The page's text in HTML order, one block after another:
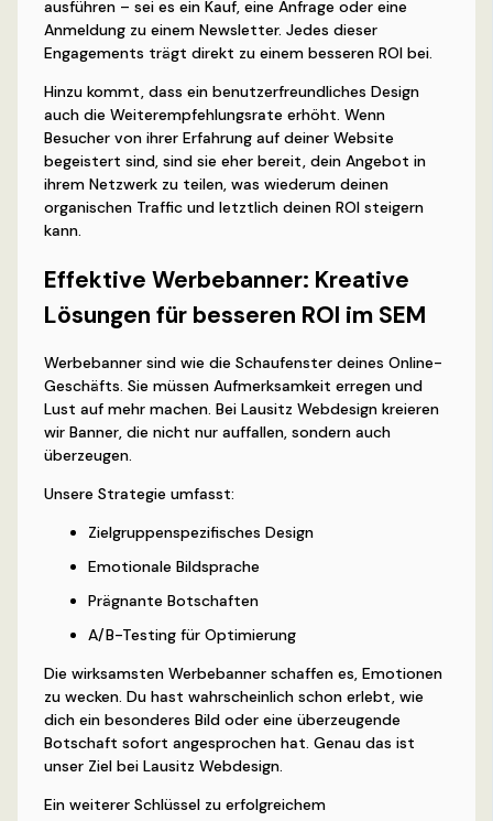
ausführen – sei es ein Kauf, eine Anfrage oder eine
Anmeldung zu einem Newsletter. Jedes dieser
Engagements trägt direkt zu einem besseren ROI bei.
Hinzu kommt, dass ein benutzerfreundliches Design
auch die Weiterempfehlungsrate erhöht. Wenn
Besucher von ihrer Erfahrung auf deiner Website
begeistert sind, sind sie eher bereit, dein Angebot in
ihrem Netzwerk zu teilen, was wiederum deinen
organischen Traffic und letztlich deinen ROI steigern
kann.
Effektive Werbebanner: Kreative
Lösungen für besseren ROI im SEM
Werbebanner sind wie die Schaufenster deines Online-
Geschäfts. Sie müssen Aufmerksamkeit erregen und
Lust auf mehr machen. Bei Lausitz Webdesign kreieren
wir Banner, die nicht nur auffallen, sondern auch
überzeugen.
Unsere Strategie umfasst:
Zielgruppenspezifisches Design
Emotionale Bildsprache
Prägnante Botschaften
A/B-Testing für Optimierung
Die wirksamsten Werbebanner schaffen es, Emotionen
zu wecken. Du hast wahrscheinlich schon erlebt, wie
dich ein besonderes Bild oder eine überzeugende
Botschaft sofort angesprochen hat. Genau das ist
unser Ziel bei Lausitz Webdesign.
Ein weiterer Schlüssel zu erfolgreichem